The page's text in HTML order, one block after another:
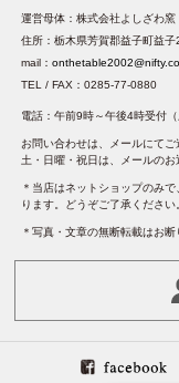
運営母体：株式会社よしざわ窯
住所：栃木県芳賀郡益子町益子
mail：
TEL / FAX：0285-77-0880
電話：午前9時～午後4時受付（
お問い合わせは、メールにてご
土・日曜・祝日は、メールの
＊当店はネットショップのみ
ります。どうぞご了承ください
＊写真・文章の無断転載はお断